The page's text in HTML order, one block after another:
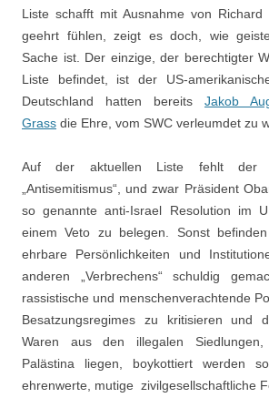
Liste schafft mit Ausnahme von Richard
geehrt fühlen, zeigt es doch, wie
Sache ist. Der einzige, der berechtigter
Liste befindet, ist der US-
Deutschland hatten bereits Jakob
Grass die Ehre, vom SWC verleumdet zu
Auf der aktuellen Liste fehlt der
„Antisemitismus“, und zwar Präsident
so genannte anti-Israel Resolution im
einem Veto zu belegen. Sonst
ehrbare Persönlichkeiten und
anderen „Verbrechens“ schuldig
rassistische und menschenverachtende
Besatzungsregimes zu kritisieren und
Waren aus den illegalen
Palästina liegen, boykottiert werden
ehrenwerte, mutige zivilgesellschaftliche